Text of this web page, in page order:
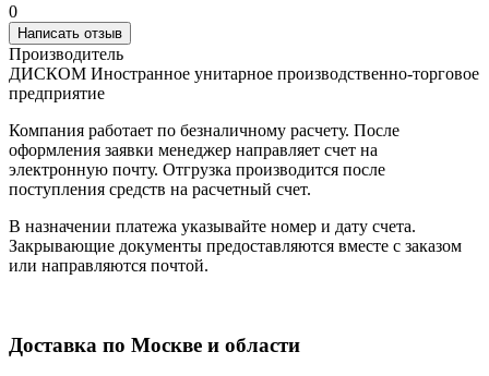
0
Написать отзыв
Производитель
ДИСКОМ Иностранное унитарное производственно-торговое
предприятие
Компания работает по безналичному расчету. После
оформления заявки менеджер направляет счет на
электронную почту. Отгрузка производится после
поступления средств на расчетный счет.
В назначении платежа указывайте номер и дату счета.
Закрывающие документы предоставляются вместе с заказом
или направляются почтой.
Доставка по Москве и области